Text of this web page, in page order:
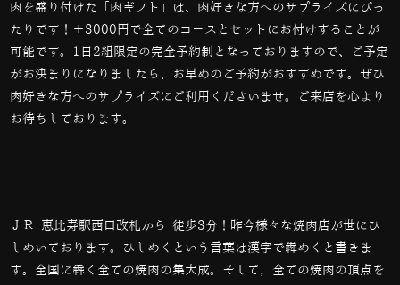
肉を盛り付けた「肉ギフト」は、肉好きな方へのサプライズにぴっ
たりです！＋3000円で全てのコースとセットにお付けすることが
可能です。1日2組限定の完全予約制となっておりますので、ご予定
がお決まりになりましたら、お早めのご予約がおすすめです。ぜひ
肉好きな方へのサプライズにご利用くださいませ。ご来店を心より
お待ちしております。
ＪＲ 恵比寿駅西口改札から 徒歩3分！昨今様々な焼肉店が世にひ
しめいております。ひしめくという言葉は漢字で犇めくと書きま
す。全国に犇く全ての焼肉の集大成。そして，全ての焼肉の頂点を